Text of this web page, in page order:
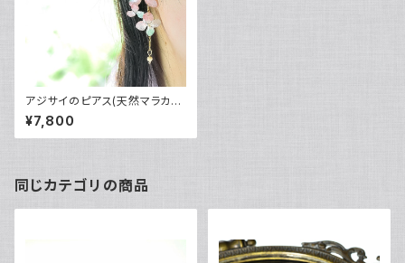
アジサイのピアス(天然マラカイ
ト・桃色サンゴ)・14kgf《イヤリ
ングに交換可》
¥7,800
同じカテゴリの商品